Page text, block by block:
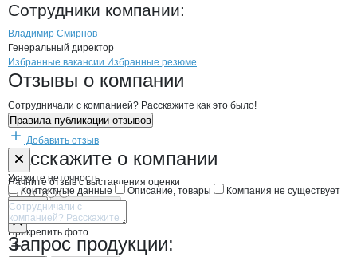
Сотрудники компании:
Владимир Смирнов
Генеральный директор
Брендыкомпани ОКЕАНОПТ
Вакансии вОКЕАНОПТ
Избранные вакансии Избранные резюме
Новости oОКЕАНОПТ, ООО
Отзывы о компании
Сотрудничали с компанией? Расскажите как это было!
Правила публикации отзывов
Добавить отзыв
Расскажите о компании
Начните отзыв с выставления оценки
Прикрепить фото
Форма обратной связи о неточностях
Укажите неточность
Контактные данные
Описание, товары Компания не существует
Отмена Опубликовать
Запрос продукции: